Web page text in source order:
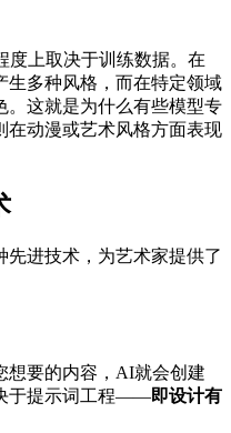
度上取决于训练数据。在
生多种风格，而在特定领域
。这就是为什么有些模型专
在动漫或艺术风格方面表现
先进技术，为艺术家提供了
想要的内容，AI就会创建
于提示词工程——即设计有